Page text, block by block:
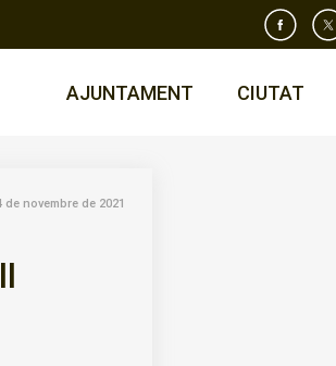
AJUNTAMENT CIUTAT
de novembre de 2021